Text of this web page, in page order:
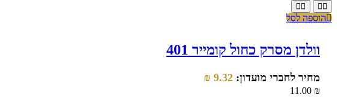
הוספה לסל
וולדן מסרק כחול קומייר 401
מחיר לחברי מועדון: 9.32
₪
11.00 ₪